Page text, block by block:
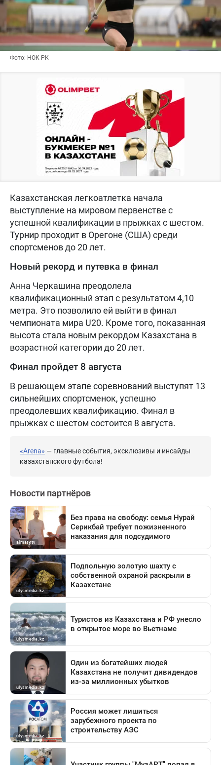
Фото: НОК РК
Казахстанская легкоатлетка начала
выступление на мировом первенстве с
успешной квалификации в прыжках с шестом.
Турнир проходит в Орегоне (США) среди
спортсменов до 20 лет.
Новый рекорд и путевка в финал
Анна Черкашина преодолела
квалификационный этап с результатом 4,10
метра. Это позволило ей выйти в финал
чемпионата мира U20. Кроме того, показанная
высота стала новым рекордом Казахстана в
возрастной категории до 20 лет.
Финал пройдет 8 августа
В решающем этапе соревнований выступят 13
сильнейших спортсменок, успешно
преодолевших квалификацию. Финал в
прыжках с шестом состоится 8 августа.
«Arena» — главные события, эксклюзивы и инсайды
казахстанского футбола!